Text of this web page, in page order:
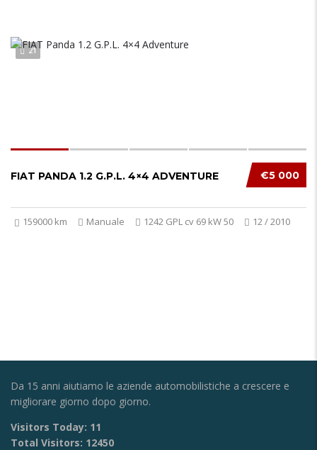
21
€5 000
FIAT PANDA 1.2 G.P.L. 4×4 ADVENTURE
159000 km Manuale 1242 GPL cv 69 kW 50 12 / 2010
Da 15 anni aiutiamo le aziende automobilistiche a crescere e
migliorare giorno dopo giorno.
Visitors Today: 11
Total Visitors: 12450